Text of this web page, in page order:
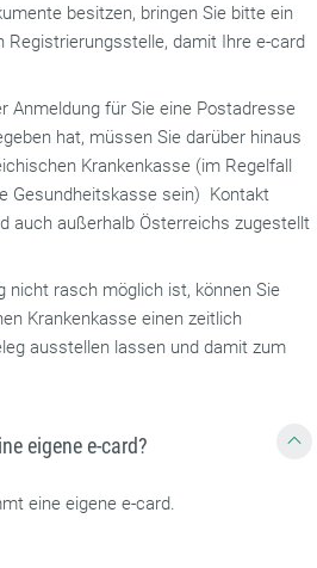
besitzen, bringen Sie bitte ein
Registrierungsstelle, damit Ihre e-card
Anmeldung für Sie eine Postadresse
hat, müssen Sie darüber hinaus
Krankenkasse (im Regelfall
Gesundheitskasse sein) Kontakt
auch außerhalb Österreichs zugestellt
nicht rasch möglich ist, können Sie
Krankenkasse einen zeitlich
ausstellen lassen und damit zum
eigene e-card?
eine eigene e-card.